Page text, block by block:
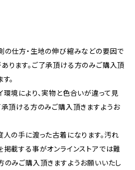
の仕方・生地の伸び縮みなどの要因で
ります。ご了承頂ける方のみご購入頂
。
境により、実物と色合いが違って見
承頂ける方のみご購入頂きますようお
の手に渡った古着になります。汚れ
掲載する事がオンラインストアでは難
のみご購入頂きますようお願いいたし